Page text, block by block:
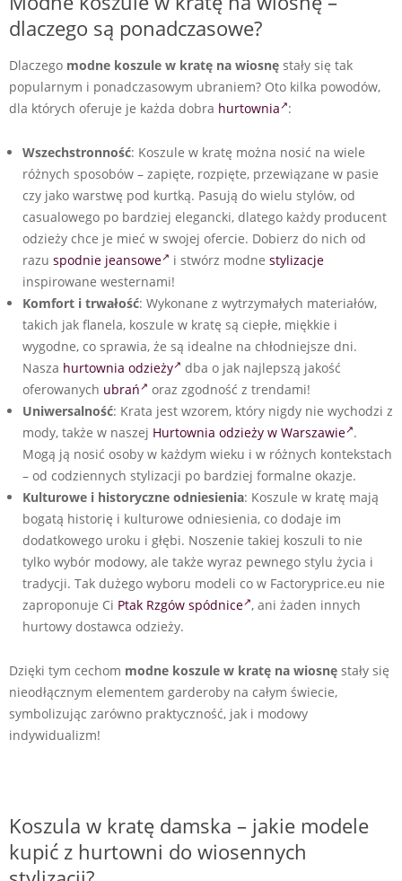
dlaczego są ponadczasowe?
Dlaczego modne koszule w kratę na wiosnę stały się tak
popularnym i ponadczasowym ubraniem? Oto kilka powodów,
dla których oferuje je każda dobra hurtownia :
Wszechstronność: Koszule w kratę można nosić na wiele
różnych sposobów – zapięte, rozpięte, przewiązane w pasie
czy jako warstwę pod kurtką. Pasują do wielu stylów, od
casualowego po bardziej elegancki, dlatego każdy producent
odzieży chce je mieć w swojej ofercie. Dobierz do nich od
razu spodnie jeansowe i stwórz modne stylizacje
inspirowane westernami!
Komfort i trwałość: Wykonane z wytrzymałych materiałów,
takich jak flanela, koszule w kratę są ciepłe, miękkie i
wygodne, co sprawia, że są idealne na chłodniejsze dni.
Nasza hurtownia odzieży
dba o jak najlepszą jakość
oferowanych ubrań
oraz zgodność z trendami!
Uniwersalność: Krata jest wzorem, który nigdy nie wychodzi z
mody, także w naszej Hurtownia odzieży w Warszawie .
Mogą ją nosić osoby w każdym wieku i w różnych kontekstach
– od codziennych stylizacji po bardziej formalne okazje.
Kulturowe i historyczne odniesienia: Koszule w kratę mają
bogatą historię i kulturowe odniesienia, co dodaje im
dodatkowego uroku i głębi. Noszenie takiej koszuli to nie
tylko wybór modowy, ale także wyraz pewnego stylu życia i
tradycji. Tak dużego wyboru modeli co w Factoryprice.eu nie
zaproponuje Ci Ptak Rzgów spódnice , ani żaden innych
hurtowy dostawca odzieży.
Dzięki tym cechom modne koszule w kratę na wiosnę stały się
nieodłącznym elementem garderoby na całym świecie,
symbolizując zarówno praktyczność, jak i modowy
indywidualizm!
Koszula w kratę damska – jakie modele
kupić z hurtowni do wiosennych